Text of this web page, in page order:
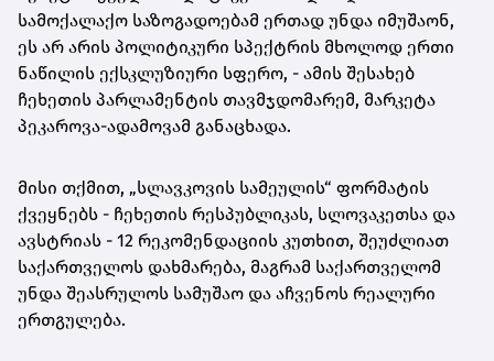
სამოქალაქო საზოგადოებამ ერთად უნდა იმუშაონ,
ეს არ არის პოლიტიკური სპექტრის მხოლოდ ერთი
ნაწილის ექსკლუზიური სფერო, - ამის შესახებ
ჩეხეთის პარლამენტის თავმჯდომარემ, მარკეტა
პეკაროვა-ადამოვამ განაცხადა.
მისი თქმით, „სლავკოვის სამეულის“ ფორმატის
ქვეყნებს - ჩეხეთის რესპუბლიკას, სლოვაკეთსა და
ავსტრიას - 12 რეკომენდაციის კუთხით, შეუძლიათ
საქართველოს დახმარება, მაგრამ საქართველომ
უნდა შეასრულოს სამუშაო და აჩვენოს რეალური
ერთგულება.